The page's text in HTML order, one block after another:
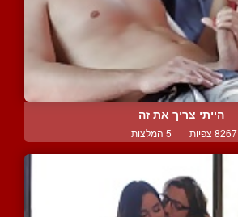
הייתי צריך את זה
8267 צפיות | 5 המלצות